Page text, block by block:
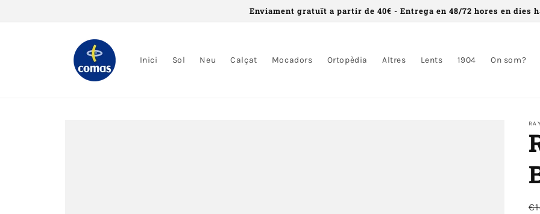
Enviament gratuït a partir de 40€ - Entrega en 48/72 hores en dies
Inici Sol Neu Calçat Mocadors Ortopèdia Altres Lents 1904 On som?